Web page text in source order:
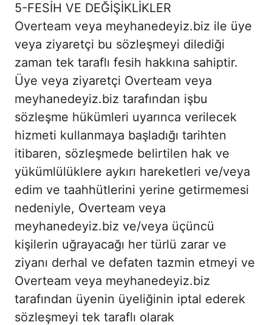
5-FESİH VE DEĞİŞİKLİKLER
Overteam veya meyhanedeyiz.biz ile üye
veya ziyaretçi bu sözleşmeyi dilediği
zaman tek taraflı fesih hakkına sahiptir.
Üye veya ziyaretçi Overteam veya
meyhanedeyiz.biz tarafından işbu
sözleşme hükümleri uyarınca verilecek
hizmeti kullanmaya başladığı tarihten
itibaren, sözleşmede belirtilen hak ve
yükümlülüklere aykırı hareketleri ve/veya
edim ve taahhütlerini yerine getirmemesi
nedeniyle, Overteam veya
meyhanedeyiz.biz ve/veya üçüncü
kişilerin uğrayacağı her türlü zarar ve
ziyanı derhal ve defaten tazmin etmeyi ve
Overteam veya meyhanedeyiz.biz
tarafından üyenin üyeliğinin iptal ederek
sözleşmeyi tek taraflı olarak